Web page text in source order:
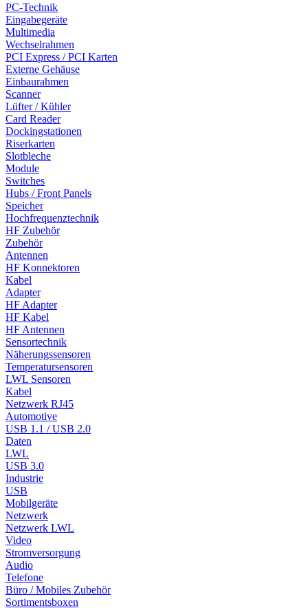
PC-Technik
Eingabegeräte
Multimedia
Wechselrahmen
PCI Express / PCI Karten
Externe Gehäuse
Einbaurahmen
Scanner
Lüfter / Kühler
Card Reader
Dockingstationen
Riserkarten
Slotbleche
Module
Switches
Hubs / Front Panels
Speicher
Hochfrequenztechnik
HF Zubehör
Zubehör
Antennen
HF Konnektoren
Kabel
Adapter
HF Adapter
HF Kabel
HF Antennen
Sensortechnik
Näherungssensoren
Temperatursensoren
LWL Sensoren
Kabel
Netzwerk RJ45
Automotive
USB 1.1 / USB 2.0
Daten
LWL
USB 3.0
Industrie
USB
Mobilgeräte
Netzwerk
Netzwerk LWL
Video
Stromversorgung
Audio
Telefone
Büro / Mobiles Zubehör
Sortimentsboxen